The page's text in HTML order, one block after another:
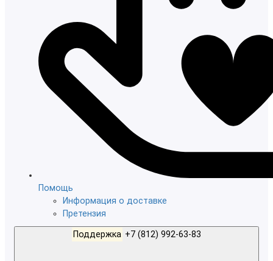
Помощь
Информация о доставке
Претензия
Поддержка